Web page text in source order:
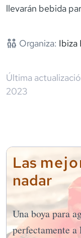
llevarán bebida
Organiza: Ibiza
Última
2023
Las
nadar
Una boya para
perfectamente a